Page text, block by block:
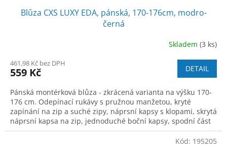
Blůza CXS LUXY EDA, pánská, 170-176cm, modro-
černá
Skladem (3 ks)
461,98 Kč bez DPH
559 Kč DETAIL
Pánská montérková blůza - zkrácená varianta na výšku 170-
176 cm. Odepínací rukávy s pružnou manžetou, kryté
zapínání na zip a suché zipy, náprsní kapsy s klopami, skrytá
náprsní kapsa na zip, jednoduché boční kapsy, spodní část
na bocích do gumy, ref
Kód: 195205